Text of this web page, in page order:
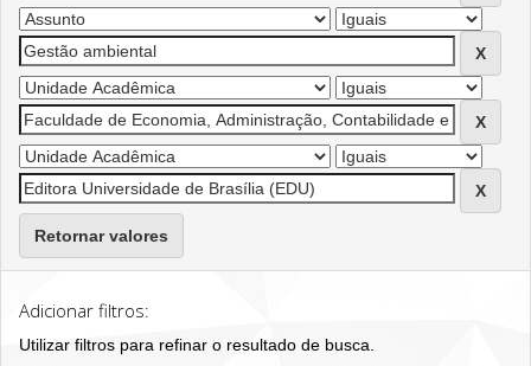
Retornar valores
Adicionar filtros:
Utilizar filtros para refinar o resultado de busca.